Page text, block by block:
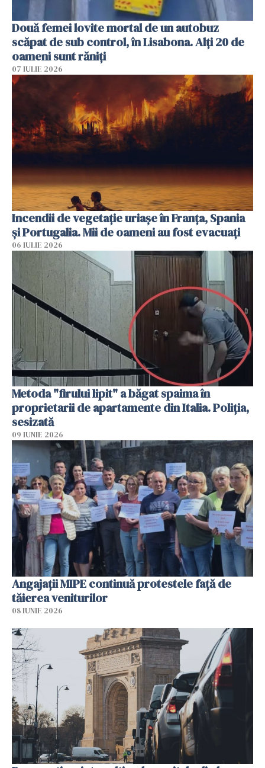
Două femei lovite mortal de un autobuz
scăpat de sub control, în Lisabona. Alți 20 de
oameni sunt răniți
07 IULIE 2026
Incendii de vegetație uriașe în Franța, Spania
și Portugalia. Mii de oameni au fost evacuați
06 IULIE 2026
Metoda "firului lipit" a băgat spaima în
proprietarii de apartamente din Italia. Poliția,
sesizată
09 IUNIE 2026
Angajaţii MIPE continuă protestele faţă de
tăierea veniturilor
08 IUNIE 2026